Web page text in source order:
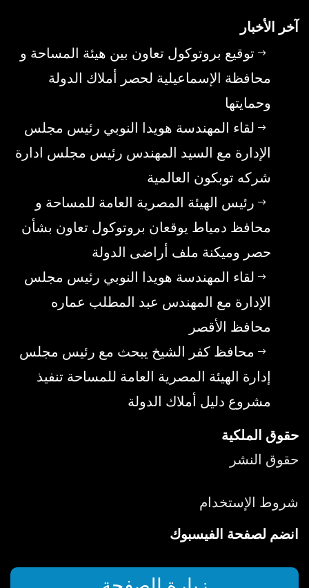
آخر الأخبار
توقيع بروتوكول تعاون بين هيئة المساحة و
محافظة الإسماعيلية لحصر أملاك الدولة
وحمايتها
لقاء المهندسة هويدا النوبي رئيس مجلس
الإدارة مع السيد المهندس رئيس مجلس ادارة
شركه توبكون العالمية
رئيس الهيئة المصرية العامة للمساحة و
محافظ دمياط يوقعان بروتوكول تعاون بشأن
حصر وميكنة ملف أراضى الدولة
لقاء المهندسة هويدا النوبي رئيس مجلس
الإدارة مع المهندس عبد المطلب عماره
محافظ الأقصر
محافظ كفر الشيخ يبحث مع رئيس مجلس
إدارة الهيئة المصرية العامة للمساحة تنفيذ
مشروع دليل أملاك الدولة
حقوق الملكية
حقوق النشر
شروط الإستخدام
انضم لصفحة الفيسبوك